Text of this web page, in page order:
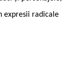
expresii radicale